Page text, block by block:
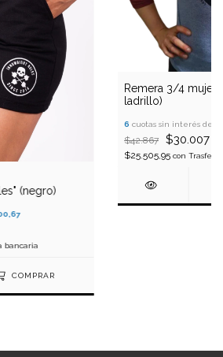
(negro)
bancaria
COMPRAR
Remera 3/4 mujer
ladrillo)
6 cuotas sin interés de
$42.867 $30.007
$25.505,95 con